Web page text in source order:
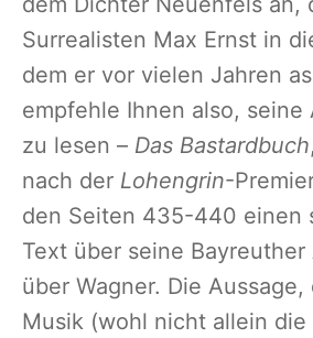
Surrealisten Max Ernst in
dem er vor vielen Jahren
empfehle Ihnen also, seine
zu lesen – Das Bastardbuch
nach der Lohengrin-
den Seiten 435-440 einen
Text über seine
über Wagner. Die Aussage,
Musik (wohl nicht allein die